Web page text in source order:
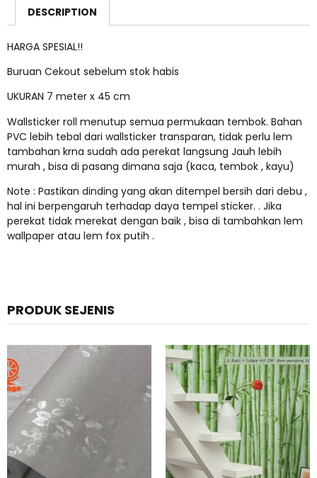
DESCRIPTION
HARGA SPESIAL!!
Buruan Cekout sebelum stok habis
UKURAN 7 meter x 45 cm
Wallsticker roll menutup semua permukaan tembok. Bahan
PVC lebih tebal dari wallsticker transparan, tidak perlu lem
tambahan krna sudah ada perekat langsung Jauh lebih
murah , bisa di pasang dimana saja (kaca, tembok , kayu)
Note : Pastikan dinding yang akan ditempel bersih dari debu ,
hal ini berpengaruh terhadap daya tempel sticker. . Jika
perekat tidak merekat dengan baik , bisa di tambahkan lem
wallpaper atau lem fox putih .
PRODUK SEJENIS